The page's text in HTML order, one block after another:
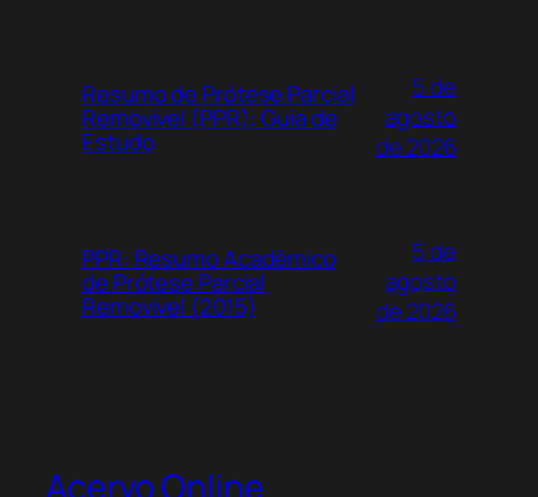
Resumo de Prótese Parcial
Removível (PPR): Guia de
Estudo
5 de
agosto
de 2026
PPR: Resumo Acadêmico
de Prótese Parcial
Removível (2015)
5 de
agosto
de 2026
Acervo Online